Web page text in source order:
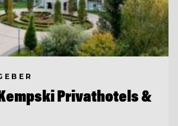
Privathotels &